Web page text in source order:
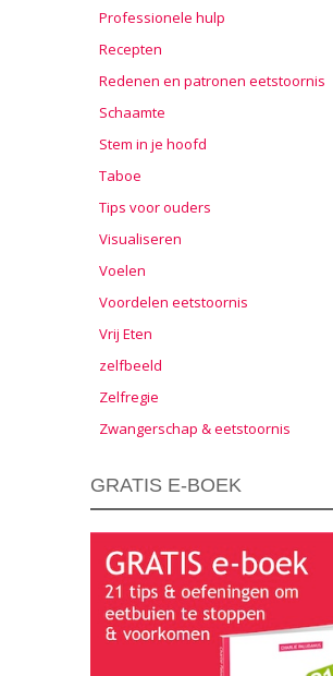
Professionele hulp
Recepten
Redenen en patronen eetstoornis
Schaamte
Stem in je hoofd
Taboe
Tips voor ouders
Visualiseren
Voelen
Voordelen eetstoornis
Vrij Eten
zelfbeeld
Zelfregie
Zwangerschap & eetstoornis
GRATIS E-BOEK